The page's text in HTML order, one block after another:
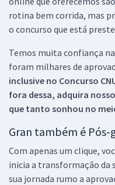
rotina bem corrida, mas
o concurso que está
Temos muita confiança
foram milhares de
inclusive no Concurso
fora dessa, adquira
que tanto sonhou no
Gran também é Pós-
Com apenas um clique,
inicia a transformação da
sua jornada rumo a